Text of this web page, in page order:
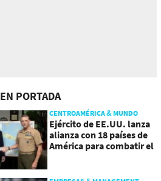
EN PORTADA
CENTROAMÉRICA & MUNDO
Ejército de EE.UU. lanza
alianza con 18 países de
América para combatir el